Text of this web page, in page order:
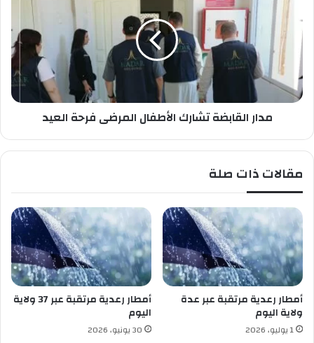
ش
و
ة
؟
ر
ا
ل
ق
ا
ب
ت
ا
ر
ك
ا
ل
أ
ط
ف
ا
ل
ا
ل
مدار القابضة تشارك الأطفال المرضى فرحة العيد
مقالات ذات صلة
أمطار رعدية مرتقبة عبر عدة
ولاية اليوم
1 يوليو، 2026
أمطار رعدية مرتقبة عبر 37 ولاية
اليوم
30 يونيو، 2026